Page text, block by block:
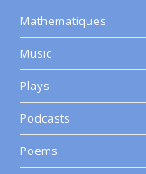
Mathematiques
Music
Plays
Podcasts
Poems